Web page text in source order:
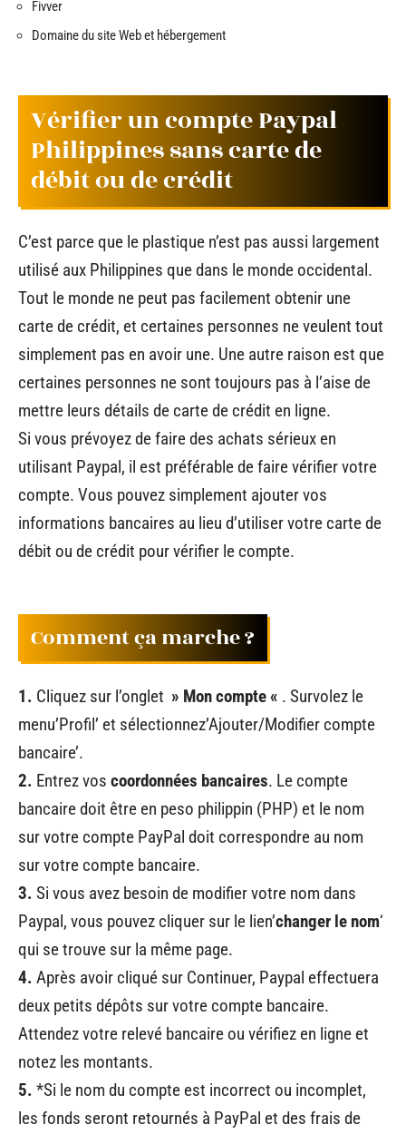
Fivver
Domaine du site Web et hébergement
Vérifier un compte Paypal
Philippines sans carte de
débit ou de crédit
C’est parce que le plastique n’est pas aussi largement
utilisé aux Philippines que dans le monde occidental.
Tout le monde ne peut pas facilement obtenir une
carte de crédit, et certaines personnes ne veulent tout
simplement pas en avoir une. Une autre raison est que
certaines personnes ne sont toujours pas à l’aise de
mettre leurs détails de carte de crédit en ligne.
Si vous prévoyez de faire des achats sérieux en
utilisant Paypal, il est préférable de faire vérifier votre
compte. Vous pouvez simplement ajouter vos
informations bancaires au lieu d’utiliser votre carte de
débit ou de crédit pour vérifier le compte.
Comment ça marche ?
1. Cliquez sur l’onglet » Mon compte « . Survolez le
menu’Profil’ et sélectionnez’Ajouter/Modifier compte
bancaire’.
2. Entrez vos coordonnées bancaires. Le compte
bancaire doit être en peso philippin (PHP) et le nom
sur votre compte PayPal doit correspondre au nom
sur votre compte bancaire.
3. Si vous avez besoin de modifier votre nom dans
Paypal, vous pouvez cliquer sur le lien’changer le nom‘
qui se trouve sur la même page.
4. Après avoir cliqué sur Continuer, Paypal effectuera
deux petits dépôts sur votre compte bancaire.
Attendez votre relevé bancaire ou vérifiez en ligne et
notez les montants.
5. *Si le nom du compte est incorrect ou incomplet,
les fonds seront retournés à PayPal et des frais de